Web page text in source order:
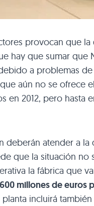
provocan que
hay que sumar que
a problemas
aún no se ofrece
en 2012, pero hasta
deberán atender a
que la situación no
la fábrica que
millones de euros
planta incluirá